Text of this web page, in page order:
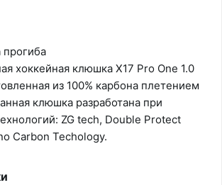
прогиба
хоккейная клюшка Х17 Pro One 1.0
из 100% карбона плетением
клюшка разработана при
ZG tech, Double Protect
Carbon Techology.